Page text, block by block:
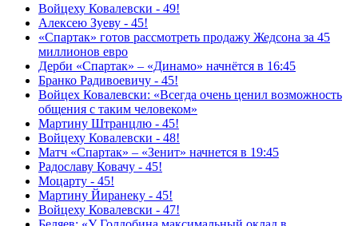
Войцеху Ковалевски - 49!
Алексею Зуеву - 45!
«Спартак» готов рассмотреть продажу Жедсона за 45
миллионов евро
Дерби «Спартак» – «Динамо» начнётся в 16:45
Бранко Радивоевичу - 45!
Войцех Ковалевски: «Всегда очень ценил возможность
общения с таким человеком»
Мартину Штранцлю - 45!
Войцеху Ковалевски - 48!
Матч «Спартак» – «Зенит» начнется в 19:45
Радославу Ковачу - 45!
Моцарту - 45!
Мартину Йиранеку - 45!
Войцеху Ковалевски - 47!